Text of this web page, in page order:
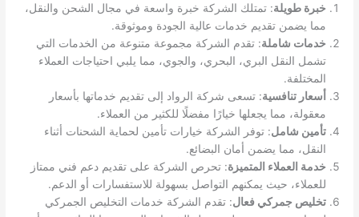
خبرة طويلة: تمتلك الشركة خبرة واسعة في مجال الشحن والنقل،
مما يضمن تقديم خدمات عالية الجودة وموثوقة.
خدمات شاملة: تقدم الشركة مجموعة متنوعة من الخدمات التي
تشمل النقل البري، البحري، والجوي، مما يلبي احتياجات العملاء
المختلفة.
أسعار تنافسية: تسعى شركة الرواد إلى تقديم خدماتها بأسعار
معقولة، مما يجعلها خيارًا مفضلًا للكثير من العملاء.
تأمين شامل: توفر الشركة خيارات تأمين لحماية الشحنات أثناء
النقل، مما يضمن أمان البضائع.
خدمة العملاء المتميزة: تحرص الشركة على تقديم دعم فني ممتاز
للعملاء، حيث يمكنهم التواصل بسهولة للاستفسارات أو الدعم.
تخليص جمركي فعال: تقدم الشركة خدمات التخليص الجمركي